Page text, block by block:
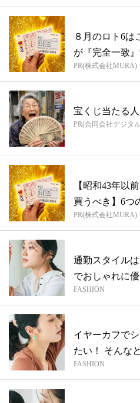
８月のロト6は
が『完全一致
PR(株式会社MURA)
宝くじ当たる
PR(合同会社デジタ
【昭和43年以
買うべき】6つ
方...
PR(株式会社MURA)
通勤スタイル
でおしゃれに
FASHION
イヤーカフで
たい！ そんな
メ...
FASHION